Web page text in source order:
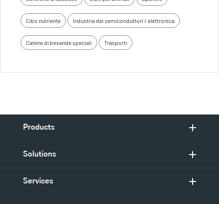
Cibo nutriente Industria dei semiconduttori / elettronica
Catene di bevande speciali Trasporti
Products
Solutions
Services